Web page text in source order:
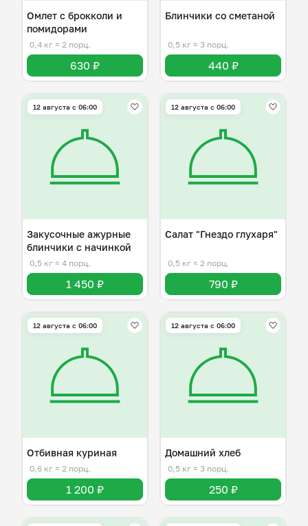
Омлет с брокколи и
помидорами
0,4 кг ≈ 2 порц.
630 ₽
Блинчики со сметаной
0,5 кг ≈ 3 порц.
440 ₽
12 августа с 06:00
Закусочные ажурные
блинчики с начинкой
0,5 кг ≈ 4 порц.
1 450 ₽
12 августа с 06:00
Салат "Гнездо глухаря"
0,5 кг ≈ 2 порц.
790 ₽
12 августа с 06:00
Отбивная куриная
0,6 кг ≈ 2 порц.
1 200 ₽
12 августа с 06:00
Домашний хлеб
0,5 кг ≈ 3 порц.
250 ₽